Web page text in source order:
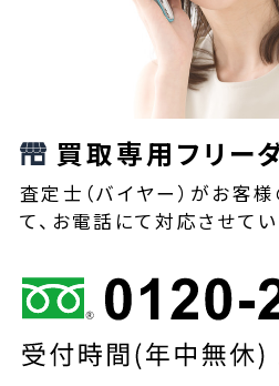
買取専用フリー
査定士（バイヤー）がお客
て、お電話にて対応させてい